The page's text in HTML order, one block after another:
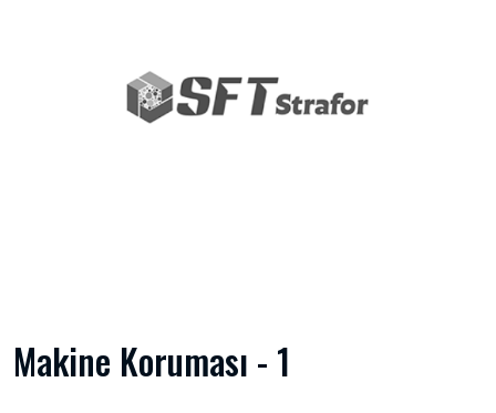
Makine Koruması - 1